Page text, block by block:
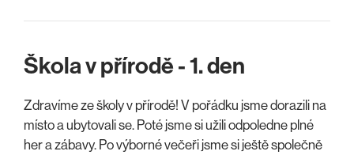
Škola v přírodě - 1. den
Zdravíme ze školy v přírodě! V pořádku jsme dorazili na
místo a ubytovali se. Poté jsme si užili odpoledne plné
her a zábavy. Po výborné večeři jsme si ještě společně